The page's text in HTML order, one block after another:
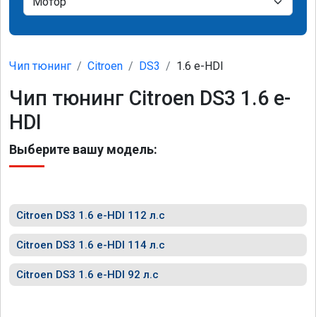
Чип тюнинг Citroen DS3 1.6 e-HDI
Чип тюнинг Citroen DS3 1.6 e-
HDI
Выберите вашу модель:
Citroen DS3 1.6 e-HDI 112 л.с
Citroen DS3 1.6 e-HDI 114 л.с
Citroen DS3 1.6 e-HDI 92 л.с